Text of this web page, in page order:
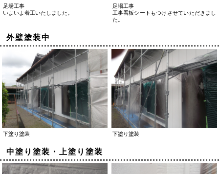
足場工事
いよいよ着工いたしました。
足場工事
工事看板シートもつけさせていただきまし
た。
外壁塗装中
下塗り塗装 下塗り塗装
中塗り塗装・上塗り塗装